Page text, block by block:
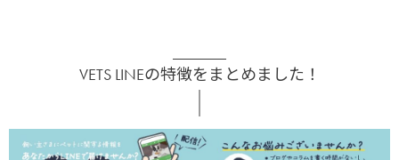
VETS LINEの特徴をまとめました！